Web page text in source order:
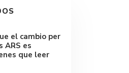
el cambio per
ARS es
que leer